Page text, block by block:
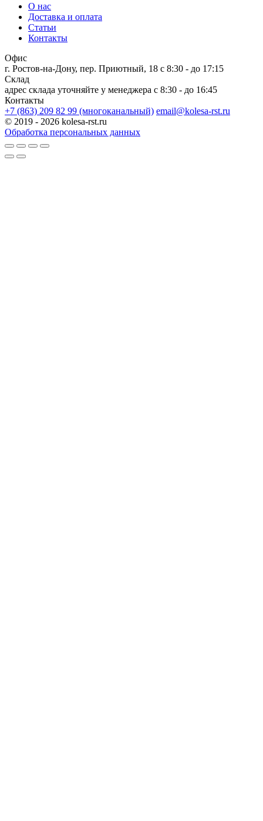
О нас
Доставка и оплата
Статьи
Контакты
Офис
г. Ростов-на-Дону, пер. Приютный, 18 c 8:30 - до 17:15
Склад
адрес склада уточняйте у менеджера c 8:30 - до 16:45
Контакты
+7 (863) 209 82 99 (многоканальный) email@kolesa-rst.ru
© 2019 - 2026 kolesa-rst.ru
Обработка персональных данных